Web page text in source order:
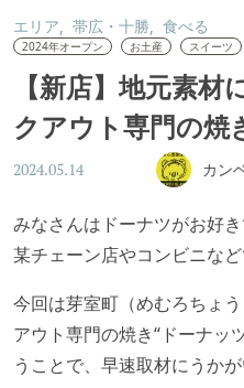
エリア 帯広・十勝 食べる
2024年オープン お土産 スイーツ
【新店】地元素
クアウト専門の焼
2024.05.14 カン
みなさんはドーナツがお好
某チェーン店やコンビニな
今回は芽室町（めむろちょ
アウト専門の焼き“ドーナッ
うことで、早速取材にうかが